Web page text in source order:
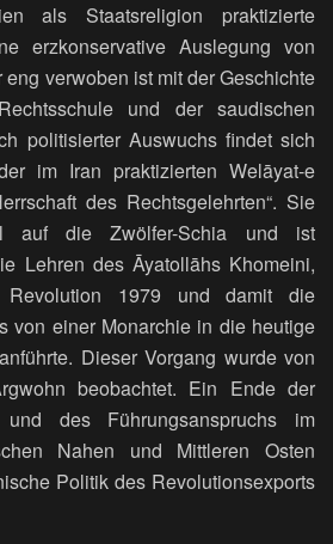
als Staatsreligion praktizierte
erzkonservative Auslegung von
verwoben ist mit der Geschichte
und der saudischen
politisierter Auswuchs findet sich
im Iran praktizierten Welāyat-e
des Rechtsgelehrten“. Sie
auf die Zwölfer-Schia und ist
Lehren des Āyatollāhs Khomeini,
1979 und damit die
von einer Monarchie in die heutige
Dieser Vorgang wurde von
beobachtet. Ein Ende der
des Führungsanspruchs im
Nahen und Mittleren Osten
Politik des Revolutionsexports